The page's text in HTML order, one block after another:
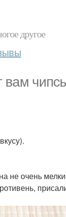
другое
вам
не очень